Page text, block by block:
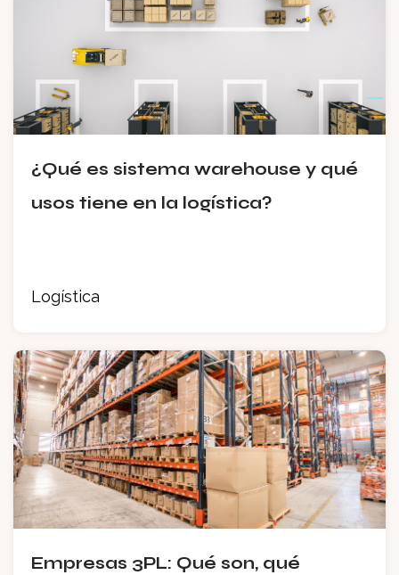
Logística
¿Qué es sistema warehouse y qué
usos tiene en la logística?
Empresas 3PL: Qué son, qué